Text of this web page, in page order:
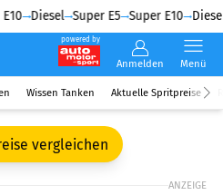
Diesel Super E5 Super E10 Diesel
powered by
Anmelden Menü
Wissen Tanken Aktuelle Spritpreise
vergleichen
ANZEIGE